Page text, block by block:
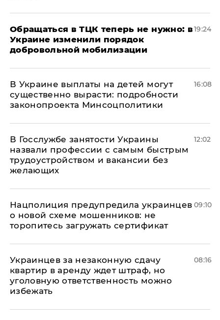
Обращаться в ТЦК теперь не нужно: в
Украине изменили порядок
добровольной мобилизации
19:24
В Украине выплаты на детей могут
существенно вырасти: подробности
законопроекта Минсоцполитики
16:08
В Госслужбе занятости Украины
назвали профессии с самым быстрым
трудоустройством и вакансии без
желающих
12:02
Нацполиция предупредила украинцев
о новой схеме мошенников: не
торопитесь загружать сертификат
09:10
Украинцев за незаконную сдачу
квартир в аренду ждет штраф, но
уголовную ответственность можно
избежать
08:16